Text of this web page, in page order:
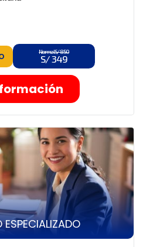
Normal S/ 850
S/ 349